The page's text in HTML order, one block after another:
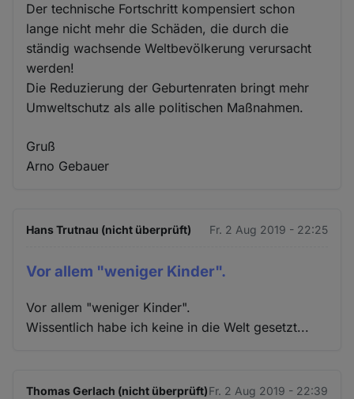
Der technische Fortschritt kompensiert schon
lange nicht mehr die Schäden, die durch die
ständig wachsende Weltbevölkerung verursacht
werden!
Die Reduzierung der Geburtenraten bringt mehr
Umweltschutz als alle politischen Maßnahmen.
Gruß
Arno Gebauer
Hans Trutnau (nicht überprüft) Fr. 2 Aug 2019 - 22:25
Vor allem "weniger Kinder".
Vor allem "weniger Kinder".
Wissentlich habe ich keine in die Welt gesetzt...
Thomas Gerlach (nicht überprüft)Fr. 2 Aug 2019 - 22:39